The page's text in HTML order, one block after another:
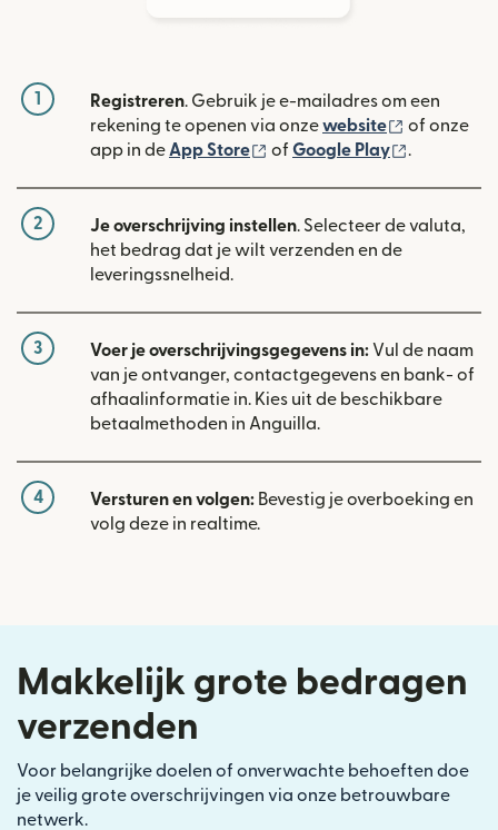
1 Registreren. Gebruik je e-mailadres om een
rekening te openen via onzewebsite (wordt
of onze
app in de App Store (wordt geopend in een
of Google Play .
2 Je overschrijving instellen. Selecteer de valuta,
het bedrag dat je wilt verzenden en de
leveringssnelheid.
3 Voer je overschrijvingsgegevens in: Vul de naam
van je ontvanger, contactgegevens en bank- of
afhaalinformatie in. Kies uit de beschikbare
betaalmethoden in Anguilla.
4 Versturen en volgen: Bevestig je overboeking en
volg deze in realtime.
Makkelijk grote bedragen
verzenden
Voor belangrijke doelen of onverwachte behoeften doe
je veilig grote overschrijvingen via onze betrouwbare
netwerk.